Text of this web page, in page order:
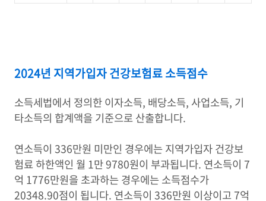
2024년 지역가입자 건강보험료 소득점수
소득세법에서 정의한 이자소득, 배당소득, 사업소득, 기
타소득의 합계액을 기준으로 산출합니다.
연소득이 336만원 미만인 경우에는 지역가입자 건강보
험료 하한액인 월 1만 9780원이 부과됩니다. 연소득이 7
억 1776만원을 초과하는 경우에는 소득점수가
20348.90점이 됩니다. 연소득이 336만원 이상이고 7억